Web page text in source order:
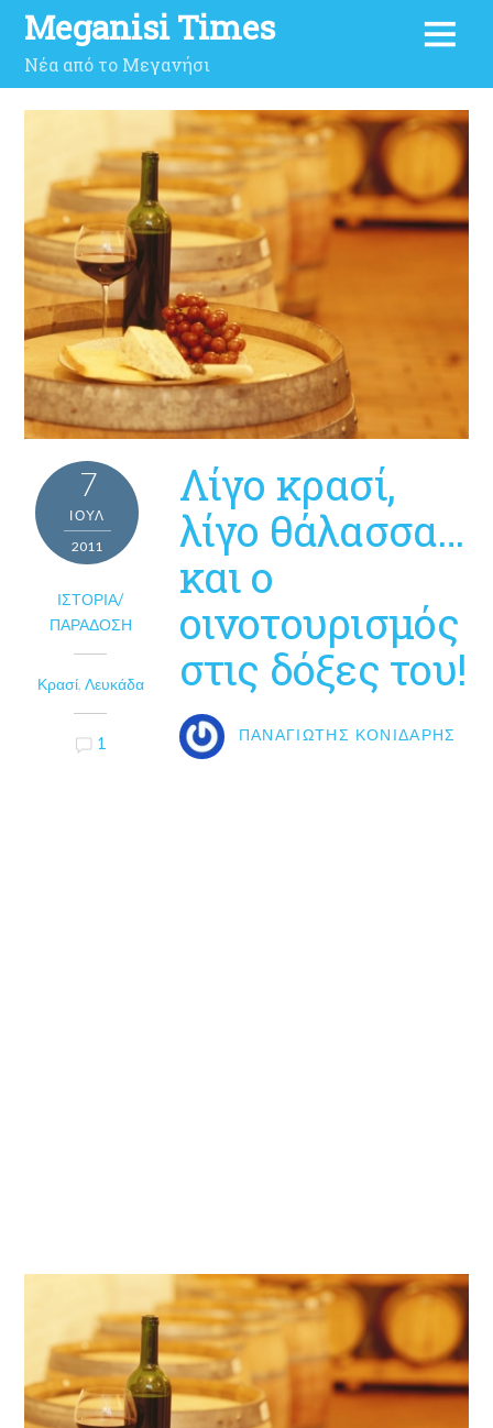
Meganisi Times
Νέα από το Μεγανήσι
7
ΙΟΎΛ
2011
ΙΣΤΟΡΊΑ/
ΠΑΡΆΔΟΣΗ
Κρασί, Λευκάδα
1
Λίγο κρασί,
λίγο θάλασσα…
και ο
οινοτουρισμός
στις δόξες του!
ΠΑΝΑΓΙΏΤΗΣ ΚΟΝΙΔΆΡΗΣ